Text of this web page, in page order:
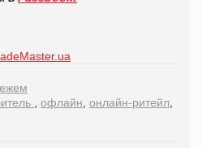
офлайн онлайн-ритейл